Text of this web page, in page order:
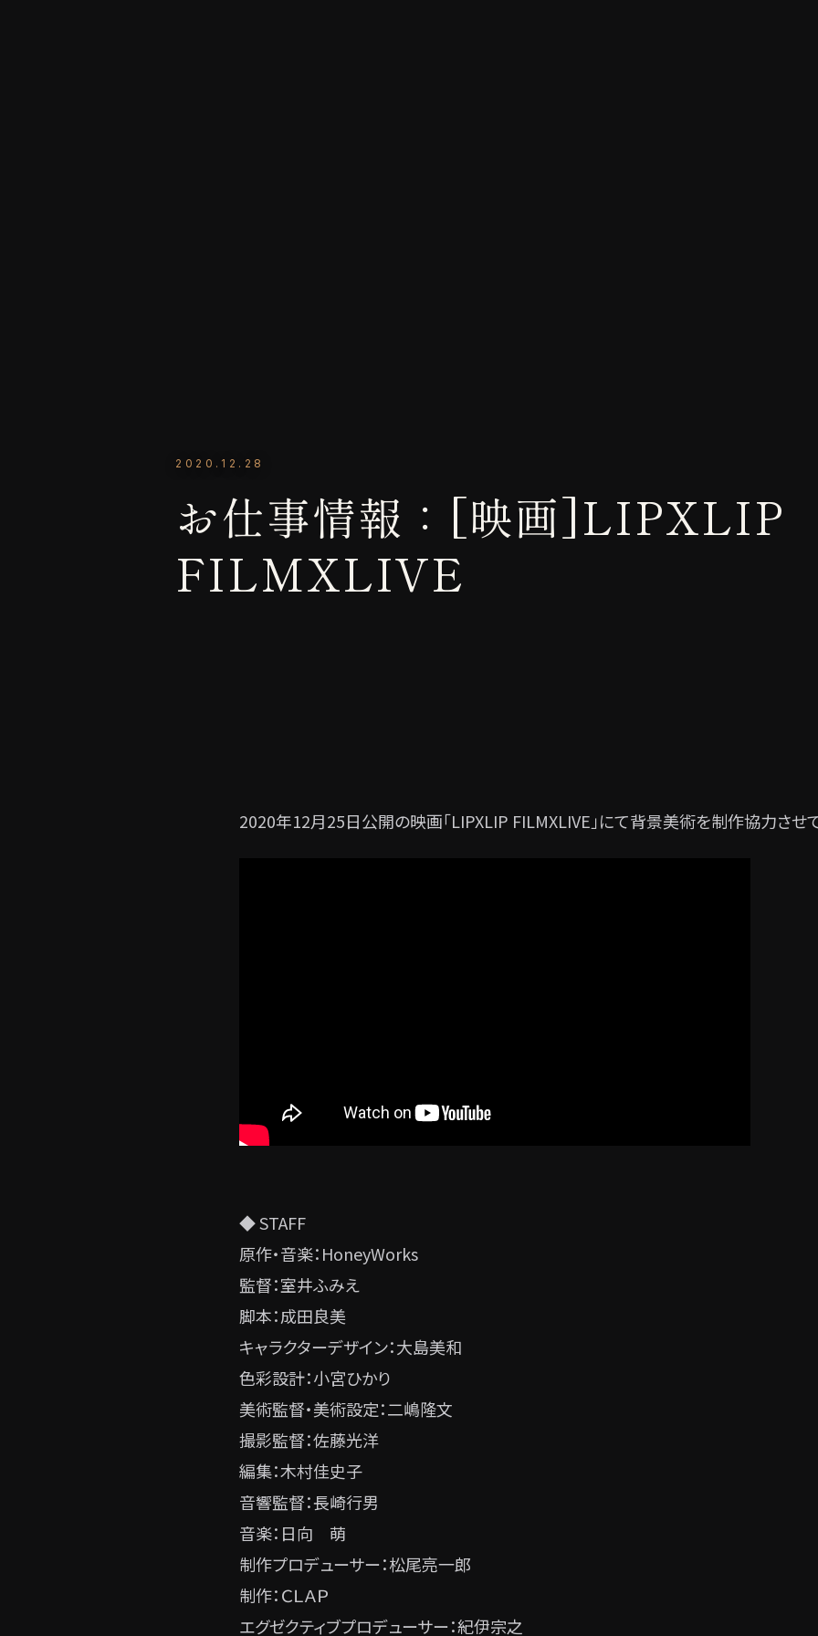
2020.12.28
お仕事情報：[映画]LIPXLIP
FILMXLIVE
2020年12月25日公開の映画「LIPXLIP FILMXLIVE」にて背景美術を制作協力させ
◆ STAFF
原作・音楽：HoneyWorks
監督：室井ふみえ
脚本：成田良美
キャラクターデザイン：大島美和
色彩設計：小宮ひかり
美術監督・美術設定：二嶋隆文
撮影監督：佐藤光洋
編集：木村佳史子
音響監督：長崎行男
音楽：日向 萌
制作プロデューサー：松尾亮一郎
制作：ＣＬＡＰ
エグゼクティブプロデューサー：紀伊宗之